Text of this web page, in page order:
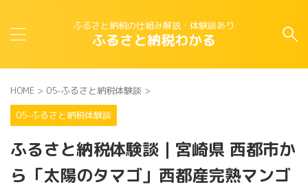
ふるさと納税の仕組み解説・体験談あり
ふるさと納税わかる
HOME > 05-ふるさと納税体験談 >
05-ふるさと納税体験談
ふるさと納税体験談｜宮崎県 西都市か
ら「太陽のタマゴ」西都産完熟マンゴ